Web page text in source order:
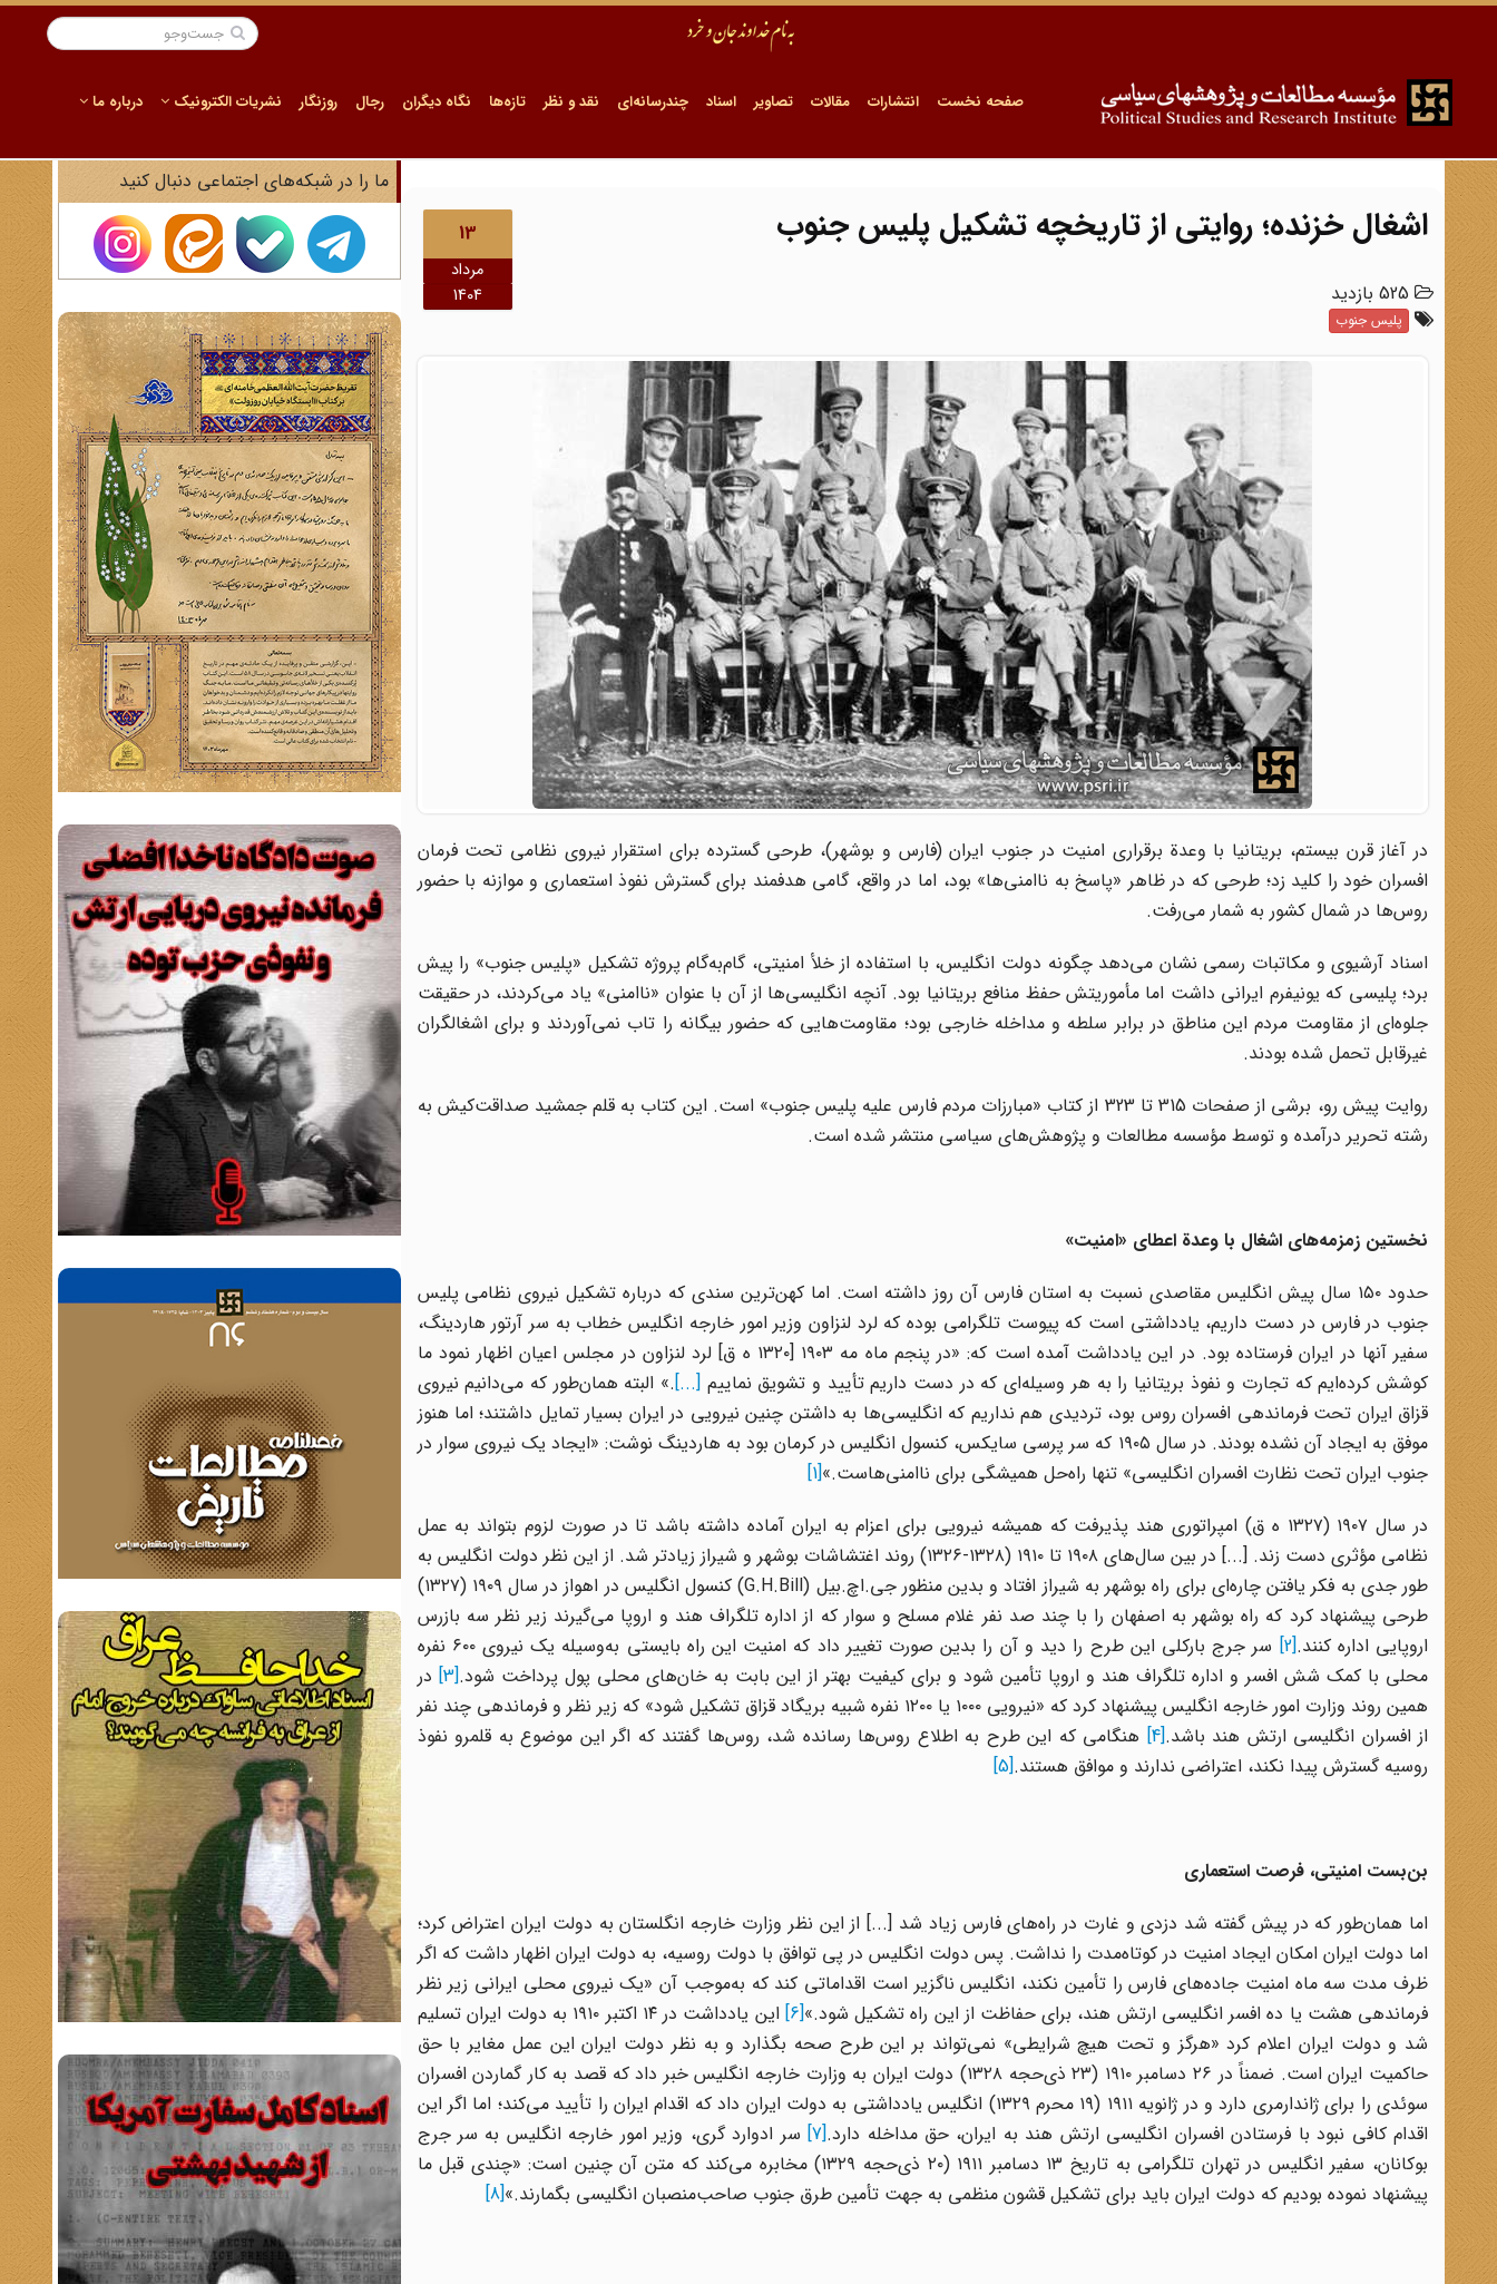
صفحه نخست انتشارات مقالات تصاویر اسناد چندرسانه‌ای نقد و نظر تازه‌ها نگاه دیگران رجال روزنگار نشریات الکترونیک درباره ما
13
مرداد
1404
اشغال خزنده؛ ‌روایتی از تاریخچه تشکیل پلیس جنوب
پلیس جنوب
در آغاز قرن بیستم، بریتانیا با وعدة برقراری امنیت در جنوب ایران (فارس و بوشهر)، طرحی گسترده برای استقرار نیروی نظامی تحت فرمان
افسران خود را کلید زد؛ طرحی که در ظاهر «پاسخ به ناامنی‌ها» بود، اما در واقع، گامی هدفمند برای گسترش نفوذ استعماری و موازنه با حضور
روس‌ها در شمال کشور به شمار می‌رفت.
اسناد آرشیوی و مکاتبات رسمی نشان می‌دهد چگونه دولت انگلیس، با استفاده از خلأ امنیتی، گام‌به‌گام پروژه تشکیل «پلیس جنوب» را پیش
برد؛ پلیسی که یونیفرم ایرانی داشت اما مأموریتش حفظ منافع بریتانیا بود. آنچه انگلیسی‌ها از آن با عنوان «ناامنی» یاد می‌کردند، در حقیقت
جلوه‌ای از مقاومت مردم این مناطق در برابر سلطه و مداخله خارجی بود؛ مقاومت‌هایی که حضور بیگانه را تاب نمی‌آوردند و برای اشغالگران
غیرقابل تحمل شده بودند.
روایت پیش رو، برشی از صفحات 315 تا 323 از کتاب «مبارزات مردم فارس علیه پلیس جنوب» است. این کتاب به قلم جمشید صداقت‌کیش به
رشته تحریر درآمده و توسط مؤسسه مطالعات و پژوهش‌های سیاسی منتشر شده است.
نخستین زمزمه‌های اشغال با وعدة اعطای «امنیت»
حدود ۱۵۰ سال پیش انگلیس مقاصدی نسبت به استان فارس آن روز داشته است. اما کهن‌ترین سندی که درباره تشکیل نیروی نظامی پلیس
جنوب در فارس در دست داریم، یادداشتی است که پیوست تلگرامی بوده که لرد لنزاون وزیر امور خارجه انگلیس خطاب به سر آرتور هاردینگ،
سفیر آنها در ایران فرستاده بود. در این یادداشت آمده است که: «در پنجم ماه مه ۱۹۰۳ [۱۳۲۰ ه ق] لرد لنزاون در مجلس اعیان اظهار نمود ما
کوشش کرده‌ایم که تجارت و نفوذ بریتانیا را به هر وسیله‌ای که در دست داریم تأیید و تشویق نماییم[...].» البته همان‌طور که می‌دانیم نیروی
قزاق ایران تحت فرماندهی افسران روس بود، تردیدی هم نداریم که انگلیسی‌ها به داشتن چنین نیرویی در ایران بسیار تمایل داشتند؛ اما هنوز
موفق به ایجاد آن نشده بودند. در سال ۱۹۰۵ که سر پرسی سایکس، کنسول انگلیس در کرمان بود به هاردینگ نوشت: «ایجاد یک نیروی سوار در
جنوب ایران تحت نظارت افسران انگلیسی» تنها راه‌حل همیشگی برای ناامنی‌هاست.»[1]
در سال ۱۹۰۷ (۱۳۲۷ ه ق) امپراتوری هند پذیرفت که همیشه نیرویی برای اعزام به ایران آماده داشته باشد تا در صورت لزوم بتواند به عمل
نظامی مؤثری دست زند. [...] در بین سال‌های ۱۹۰۸ تا ۱۹۱۰ (۱۳۲۸-۱۳۲۶) روند اغتشاشات بوشهر و شیراز زیادتر شد. از این نظر دولت انگلیس به
طور جدی به فکر یافتن چاره‌ای برای راه بوشهر به شیراز افتاد و بدین منظور جی.اچ.بیل (G.H.Bill) کنسول انگلیس در اهواز در سال ۱۹۰۹ (۱۳۲۷)
طرحی پیشنهاد کرد که راه بوشهر به اصفهان را با چند صد نفر غلام مسلح و سوار که از اداره تلگراف هند و اروپا می‌گیرند زیر نظر سه بازرس
اروپایی اداره کنند.[2]
سر جرج بارکلی این طرح را دید و آن را بدین صورت تغییر داد که امنیت این راه بایستی به‌وسیله یک نیروی ۶۰۰ نفره
محلی با کمک شش افسر و اداره تلگراف هند و اروپا تأمین شود و برای کیفیت بهتر از این بابت به خان‌های محلی پول پرداخت شود.[3]
در
همین روند وزارت امور خارجه انگلیس پیشنهاد کرد که «نیرویی ۱۰۰۰ یا ۱۲۰۰ نفره شبیه بریگاد قزاق تشکیل شود» که زیر نظر و فرماندهی چند نفر
از افسران انگلیسی ارتش هند باشد.[4]
هنگامی که این طرح به اطلاع روس‌ها رسانده شد، روس‌ها گفتند که اگر این موضوع به قلمرو نفوذ
روسیه گسترش پیدا نکند، اعتراضی ندارند و موافق هستند.[5]
بن‌بست امنیتی، فرصت استعماری
اما همان‌طور که در پیش گفته شد دزدی و غارت در راه‌های فارس زیاد شد [...] از این نظر وزارت خارجه انگلستان به دولت ایران اعتراض کرد؛
اما دولت ایران امکان ایجاد امنیت در کوتاه‌مدت را نداشت. پس دولت انگلیس در پی توافق با دولت روسیه، به دولت ایران اظهار داشت که اگر
ظرف مدت سه ماه امنیت جاده‌های فارس را تأمین نکند، انگلیس ناگزیر است اقداماتی کند که به‌موجب آن «یک نیروی محلی ایرانی زیر نظر
فرماندهی هشت یا ده افسر انگلیسی ارتش هند، برای حفاظت از این راه تشکیل شود.»[6]
این یادداشت در ۱۴ اکتبر ۱۹۱۰ به دولت ایران تسلیم
شد و دولت ایران اعلام کرد «هرگز و تحت هیچ شرایطی» نمی‌تواند بر این طرح صحه بگذارد و به نظر دولت ایران این عمل مغایر با حق
حاکمیت ایران است. ضمناً در ۲۶ دسامبر ۱۹۱۰ (۲۳ ذی‌حجه ۱۳۲۸) دولت ایران به وزارت خارجه انگلیس خبر داد که قصد به کار گماردن افسران
سوئدی را برای ژاندارمری دارد و در ژانویه ۱۹۱۱ (۱۹ محرم ۱۳۲۹) انگلیس یادداشتی به دولت ایران داد که اقدام ایران را تأیید می‌کند؛ اما اگر این
اقدام کافی نبود با فرستادن افسران انگلیسی ارتش هند به ایران، حق مداخله دارد.[7] سر ادوارد گری، وزیر امور خارجه انگلیس به سر جرج
بوکانان، سفیر انگلیس در تهران تلگرامی به تاریخ ۱۳ دسامبر ۱۹۱۱ (۲۰ ذی‌حجه ۱۳۲۹) مخابره می‌کند که متن آن چنین است: «چندی قبل ما
پیشنهاد نموده بودیم که دولت ایران باید برای تشکیل قشون منظمی به جهت تأمین طرق جنوب صاحب‌منصبان انگلیسی بگمارند.»[8]
ما را در شبکه‌های اجتماعی دنبال کنید